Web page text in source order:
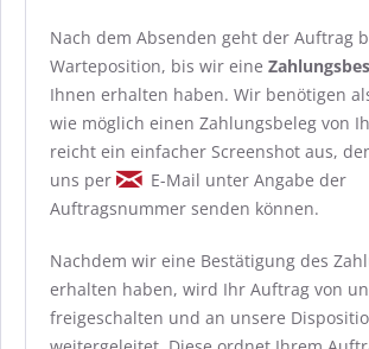
Nach dem Absenden geht der Auftrag
Warteposition, bis wir eine
Ihnen erhalten haben. Wir benötigen
wie möglich einen Zahlungsbeleg von
reicht ein einfacher Screenshot aus,
uns per
E-Mail unter Angabe der
Auftragsnummer senden können.
Nachdem wir eine Bestätigung des
erhalten haben, wird Ihr Auftrag von
freigeschalten und an unsere